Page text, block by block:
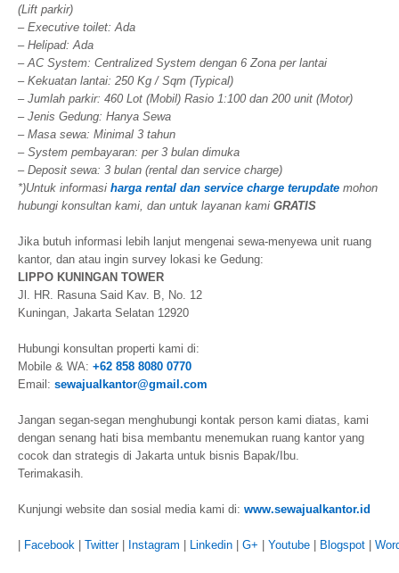
(Lift parkir)
– Executive toilet: Ada
– Helipad: Ada
–AC System: Centralized System dengan 6 Zona per lantai
– Kekuatan lantai: 250 Kg / Sqm (Typical)
– Jumlah parkir: 460 Lot (Mobil) Rasio 1:100 dan 200 unit (Motor)
– Jenis Gedung: Hanya Sewa
– Masa sewa: Minimal 3 tahun
– System pembayaran: per 3 bulan dimuka
– Deposit sewa: 3 bulan (rental dan service charge)
*)Untuk informasi harga rental dan service charge terupdate mohon
hubungi konsultan kami, dan untuk layanan kami GRATIS
Jika butuh informasi lebih lanjut mengenai sewa-menyewa unit ruang
kantor, dan atau ingin survey lokasi ke Gedung:
LIPPO KUNINGAN TOWER
Jl. HR. Rasuna Said Kav. B, No. 12
Kuningan, Jakarta Selatan 12920
Hubungi konsultan properti kami di:
Mobile & WA: +62 858 8080 0770
Email: sewajualkantor@gmail.com
Jangan segan-segan menghubungi kontak person kami diatas, kami
dengan senang hati bisa membantu menemukan ruang kantor yang
cocok dan strategis di Jakarta untuk bisnis Bapak/Ibu.
Terimakasih.
Kunjungi website dan sosial media kami di: www.sewajualkantor.id
Facebook Twitter| Instagram Linkedin G+ Youtube Blogspot